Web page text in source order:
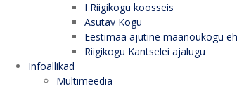
I Riigikogu koosseis
Asutav Kogu
Eestimaa ajutine maanõukogu
Riigikogu Kantselei ajalugu
Infoallikad
Multimeedia